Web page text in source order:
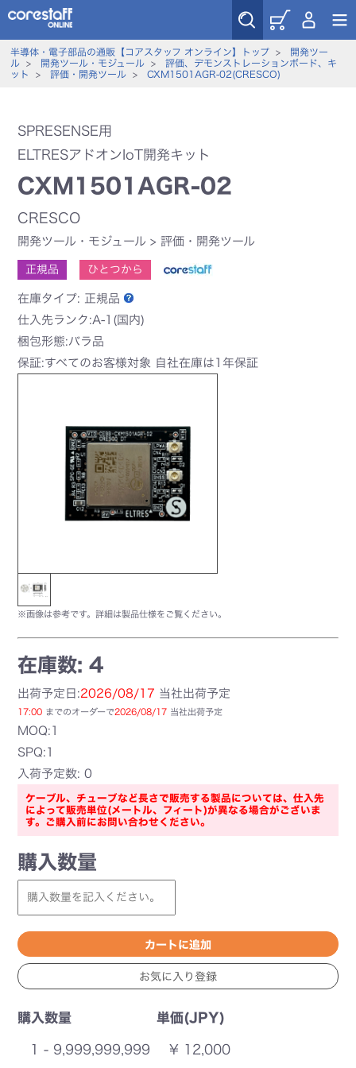
半導体・電子部品の通販【コアスタッフ オンライン】トップ>
開発ツー
ル> 開発ツール・モジュール> 評価、デモンストレーションボード、キ
ット
> 評価・開発ツール> CXM1501AGR-02(CRESCO)
SPRESENSE用
ELTRESアドオンIoT開発キット
CXM1501AGR-02
CRESCO
開発ツール・モジュール >評価・開発ツール
正規品 ひとつから
在庫タイプ: 正規品
仕入先ランク:A-1(国内)
梱包形態:バラ品
保証:すべてのお客様対象 自社在庫は1年保証
※画像は参考です。詳細は製品仕様をご覧ください。
在庫数: 4
出荷予定日:2026/08/17 当社出荷予定
17:00 までのオーダーで2026/08/17 当社出荷予定
MOQ:1
SPQ:1
入荷予定数: 0
ケーブル、チューブなど長さで販売する製品については、仕入先
によって販売単位(メートル、フィート)が異なる場合がございま
す。ご購入前にお問い合わせください。
購入数量
購入数量 単価(JPY)
1 - 9,999,999,999 ¥ 12,000